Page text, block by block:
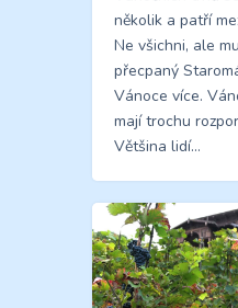
několik a patří
Ne všichni, ale
přecpaný
Vánoce více.
mají trochu
Většina lidí…